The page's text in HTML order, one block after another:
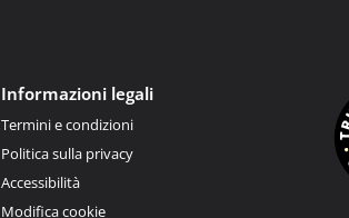
Informazioni legali
Termini e condizioni
Politica sulla privacy
Accessibilità
Modifica cookie